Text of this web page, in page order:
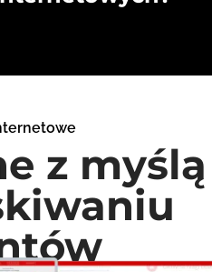
z myślą